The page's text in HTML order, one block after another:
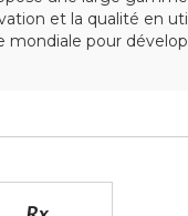
et la qualité en
pour